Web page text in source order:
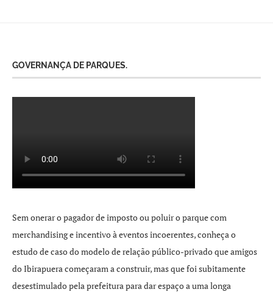
GOVERNANÇA DE PARQUES.
Sem onerar o pagador de imposto ou poluir o parque com
merchandising e incentivo à eventos incoerentes, conheça o
estudo de caso do modelo de relação público-privado que amigos
do Ibirapuera começaram a construir, mas que foi subitamente
desestimulado pela prefeitura para dar espaço a uma longa